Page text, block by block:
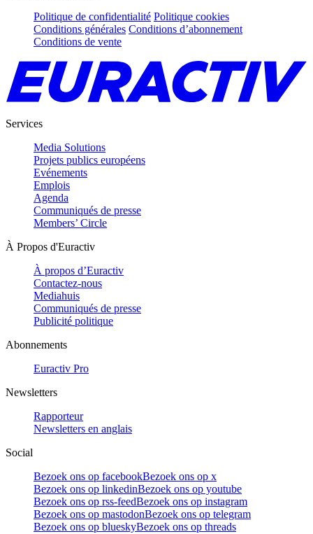
Politique de confidentialité Politique cookies
Conditions générales Conditions d’abonnement
Conditions de vente
Services
Media Solutions
Projets publics européens
Evénements
Emplois
Agenda
Communiqués de presse
Members’ Circle
À Propos d'Euractiv
À propos d’Euractiv
Contactez-nous
Mediahuis
Communiqués de presse
Publicité politique
Abonnements
Euractiv Pro
Newsletters
Rapporteur
Newsletters en anglais
Social
Bezoek ons op facebookBezoek ons op x
Bezoek ons op linkedinBezoek ons op youtube
Bezoek ons op rss-feedBezoek ons op instagram
Bezoek ons op mastodonBezoek ons op telegram
Bezoek ons op blueskyBezoek ons op threads